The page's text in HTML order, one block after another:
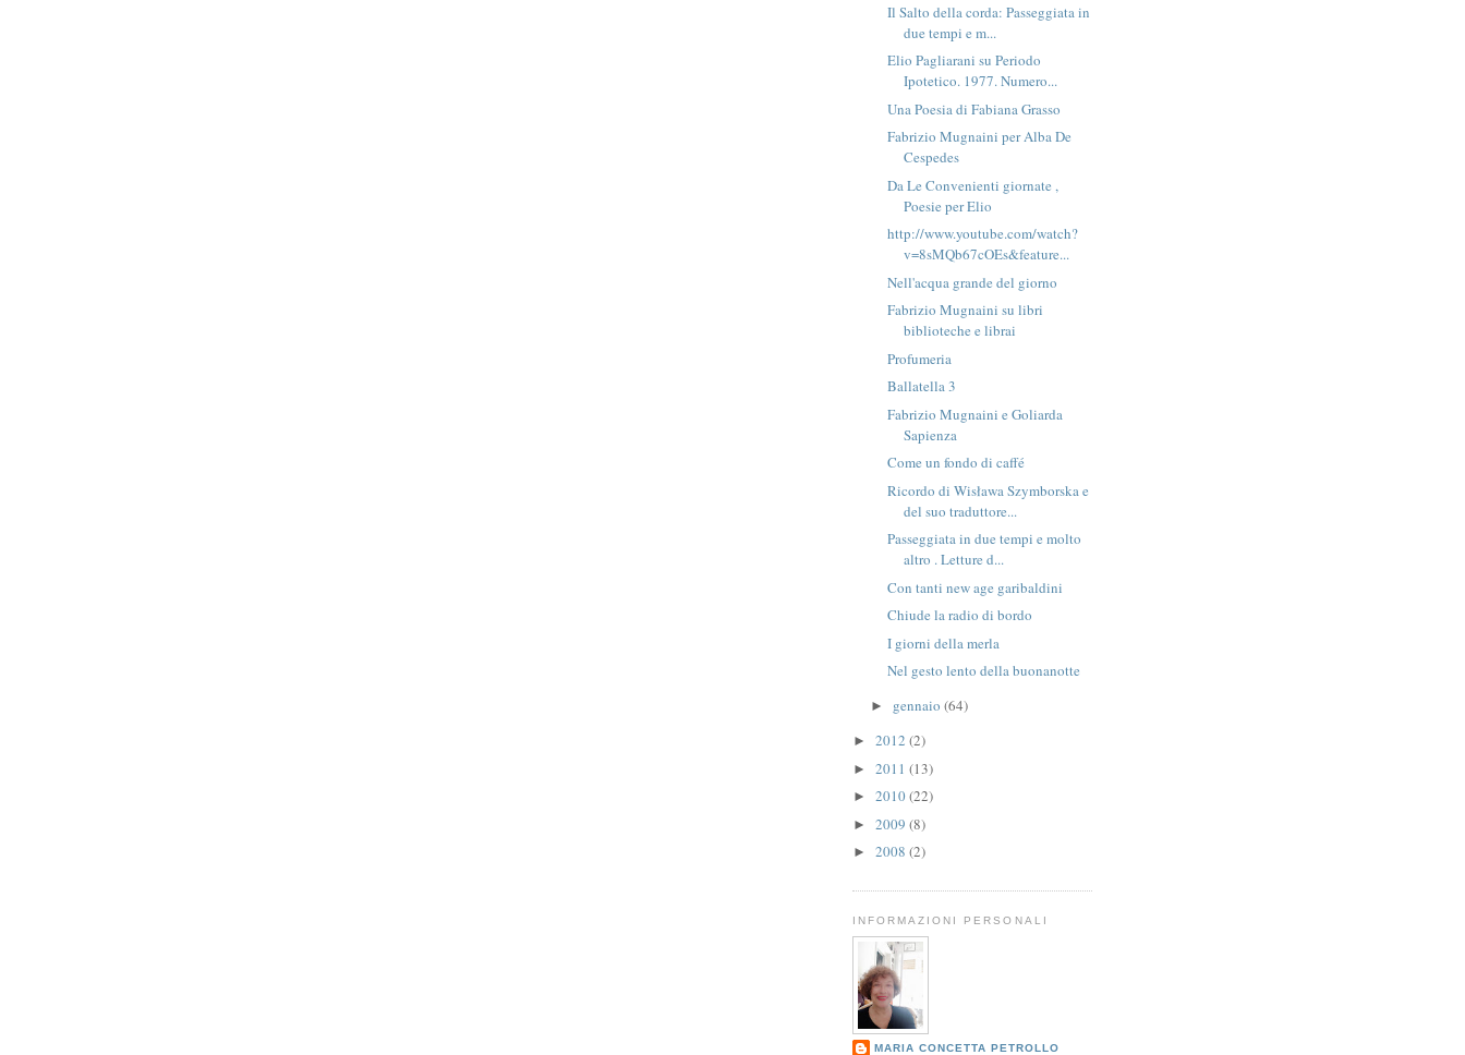
Il Salto della corda: Passeggiata in
due tempi e m...
Elio Pagliarani su Periodo
Ipotetico. 1977. Numero...
Una Poesia di Fabiana Grasso
Fabrizio Mugnaini per Alba De
Cespedes
Da Le Convenienti giornate ,
Poesie per Elio
http://www.youtube.com/watch?
v=8sMQb67cOEs&feature...
Nell'acqua grande del giorno
Fabrizio Mugnaini su libri
biblioteche e librai
Profumeria
Ballatella 3
Fabrizio Mugnaini e Goliarda
Sapienza
Come un fondo di caffé
Ricordo di Wisława Szymborska e
del suo traduttore...
Passeggiata in due tempi e molto
altro . Letture d...
Con tanti new age garibaldini
Chiude la radio di bordo
I giorni della merla
Nel gesto lento della buonanotte
► gennaio (64)
► 2012 (2)
► 2011 (13)
► 2010(22)
► 2009 (8)
► 2008 (2)
INFORMAZIONI PERSONALI
MARIA CONCETTA PETROLLO